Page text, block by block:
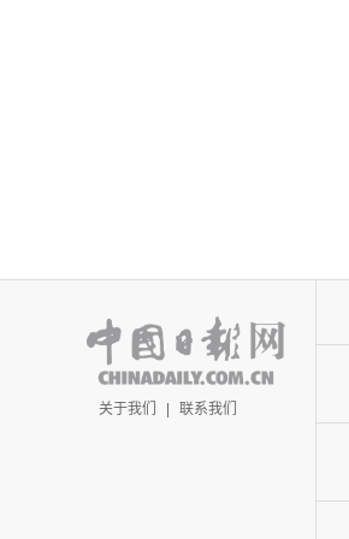
关于我们 | 联系我们